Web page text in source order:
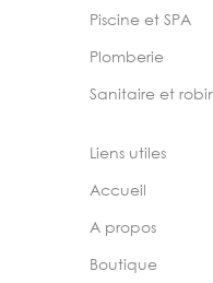
Piscine et SPA
Plomberie
Sanitaire et
Liens utiles
Accueil
A propos
Boutique